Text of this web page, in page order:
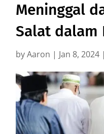
Meninggal
Salat dalam
byAaron | Jan 8, 2024 |